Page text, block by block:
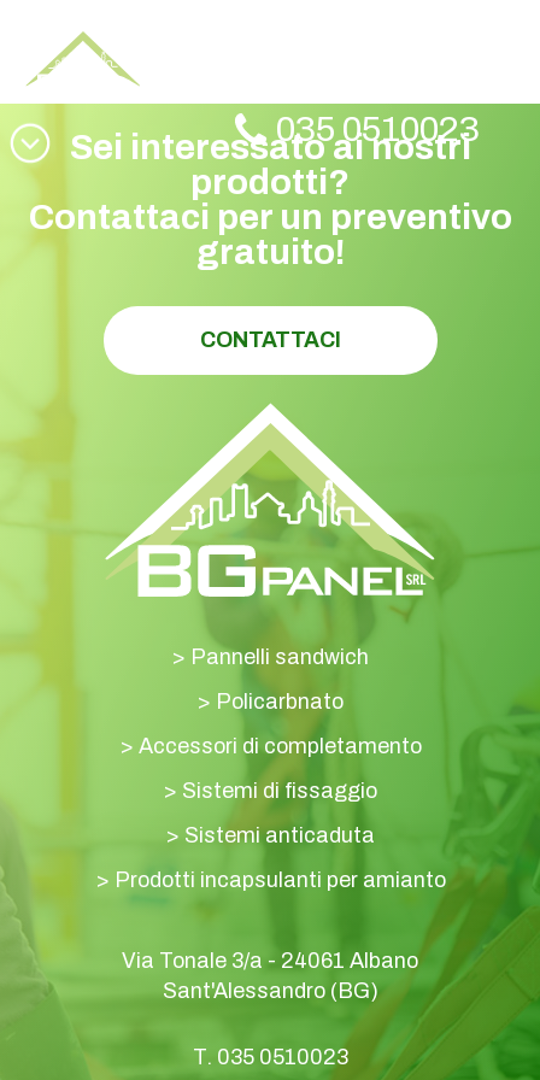
035 0510023
ST GR05 GRECA 28 112 6-
Sei interessato ai nostri
prodotti?
Contattaci per un preventivo
gratuito!
CONTATTACI
> Pannelli sandwich
> Policarbnato
> Accessori di completamento
> Sistemi di fissaggio
> Sistemi anticaduta
> Prodotti incapsulanti per amianto
Via Tonale 3/a - 24061 Albano
Sant'Alessandro (BG)
T. 035 0510023